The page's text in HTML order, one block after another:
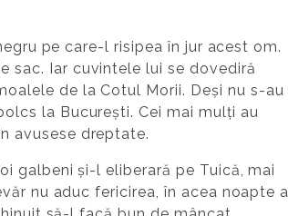
pe care-l risipea în jur acest om.
sac. Iar cuvintele lui se dovediră
de la Cotul Morii. Deși nu s-au
la București. Cei mai mulți au
avusese dreptate.
galbeni și-l eliberară pe Tuică, mai
nu aduc fericirea, în acea noapte a